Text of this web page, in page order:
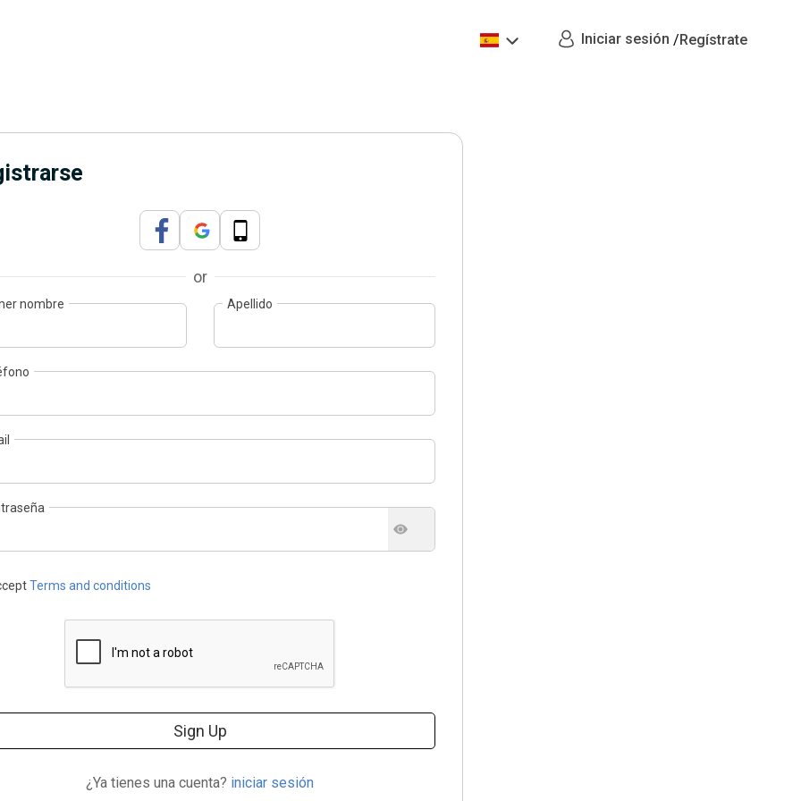
Iniciar sesión /Regístrate
or
nombre Apellido
Terms and conditions
Sign Up
¿Ya tienes una cuenta? iniciar sesión